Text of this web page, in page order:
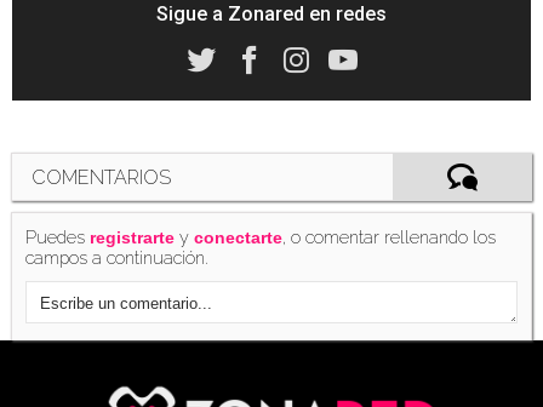
Sigue a Zonared en redes
COMENTARIOS
Puedes registrarte yconectarte, o comentar rellenando los
campos a continuación.